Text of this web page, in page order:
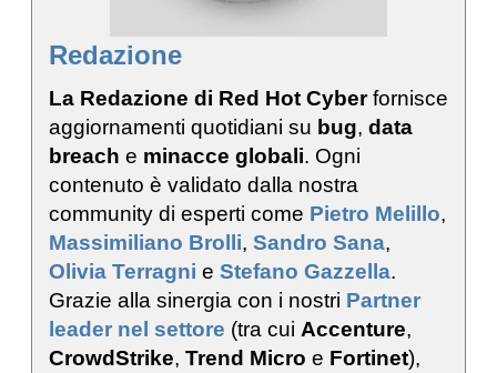
Redazione
La Redazione di Red Hot Cyberfornisce
aggiornamenti quotidiani su bug, data
breach e minacce globali. Ogni
contenuto è validato dalla nostra
community di esperti come Pietro Melillo,
Massimiliano Brolli, Sandro Sana,
Olivia Terragni e Stefano Gazzella.
Grazie alla sinergia con i nostri Partner
leader nel settore (tra cui Accenture,
CrowdStrike, Trend Micro e Fortinet),